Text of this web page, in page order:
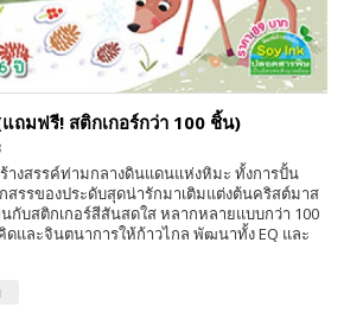
ถมฟรี! สติกเกอร์กว่า 100 ชิ้น)
างสรรค์ท่ามกลางดินแดนแห่งหิมะ ทั้งการปั้น
สรรของประดับสุดน่ารักมาเติมแต่งต้นคริสต์มาส
กับสติกเกอร์สีสันสดใส หลากหลายแบบกว่า 100
ดและจินตนาการให้ก้าวไกล พัฒนาทั้ง EQ และ